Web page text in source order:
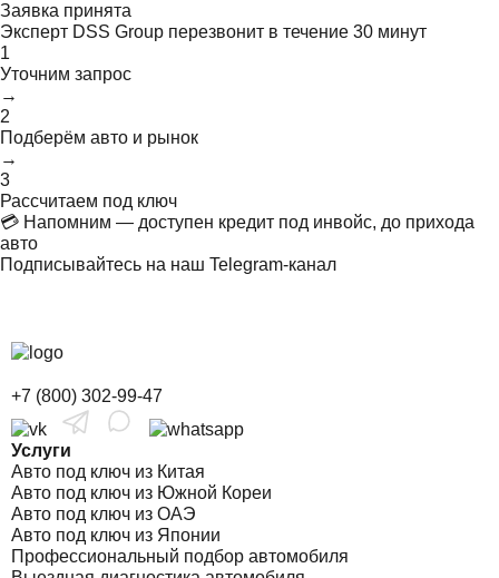
Заявка принята
Эксперт DSS Group перезвонит в течение 30 минут
1
Уточним запрос
→
2
Подберём авто и рынок
→
3
Рассчитаем под ключ
💳 Напомним — доступен кредит под инвойс, до прихода
авто
Подписывайтесь на наш Telegram-канал
+7 (800) 302-99-47
Услуги
Авто под ключ из Китая
Авто под ключ из Южной Кореи
Авто под ключ из ОАЭ
Авто под ключ из Японии
Профессиональный подбор автомобиля